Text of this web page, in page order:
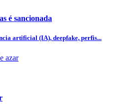
é sancionada
artificial (IA), deepfake, perfis...